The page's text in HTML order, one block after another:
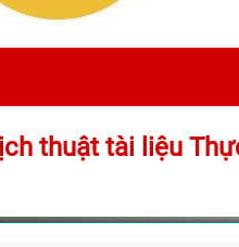
thuật tài liệu